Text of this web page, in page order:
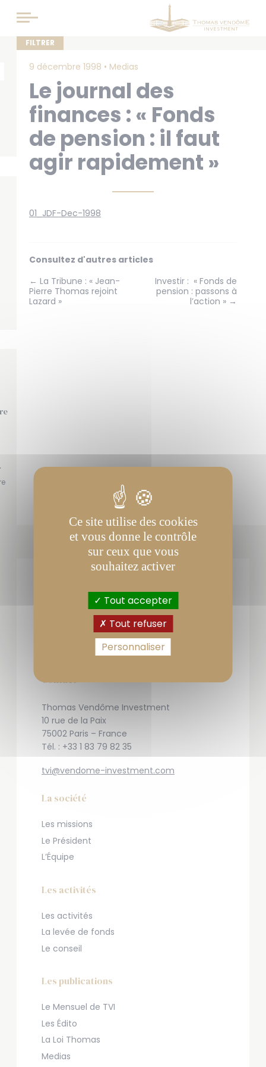
9 décembre 1998 • Medias
Le journal des
finances : « Fonds
de pension : il faut
agir rapidement »
01_JDF-Dec-1998
Consultez d'autres articles
← La Tribune : « Jean-
Pierre Thomas rejoint
Lazard »
Investir : « Fonds de
pension : passons à
l’action » →
Contact
Thomas Vendôme Investment
10 rue de la Paix
75002 Paris – France
Tél. : +33 1 83 79 82 35
tvi@vendome-investment.com
La société
Les missions
Le Président
L’Équipe
Les activités
Les activités
La levée de fonds
Le conseil
Les publications
Le Mensuel de TVI
Les Édito
La Loi Thomas
Medias
Ce site utilise des cookies
et vous donne le contrôle
sur ceux que vous
souhaitez activer
Tout accepter
Tout refuser
Personnaliser